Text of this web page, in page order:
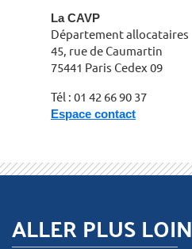
La CAVP
Département allocataires
45, rue de Caumartin
75441 Paris Cedex 09
Tél : 01 42 66 90 37
Espace contact
ALLER PLUS LOIN